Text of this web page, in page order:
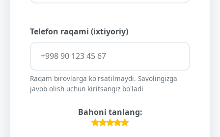
Telefon raqami (ixtiyoriy)
Raqam birovlarga ko'rsatilmaydi. Savolingizga
javob olish uchun kiritsangiz bo'ladi
Bahoni tanlang: